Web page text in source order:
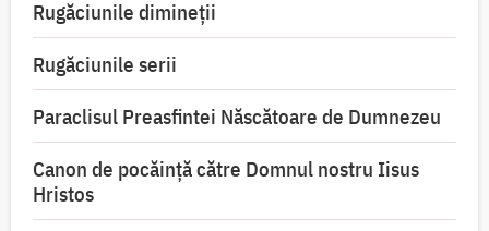
Rugăciunile dimineții
Rugăciunile serii
Paraclisul Preasfintei Născătoare de Dumnezeu
Canon de pocăință către Domnul nostru Iisus
Hristos